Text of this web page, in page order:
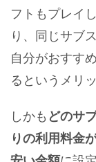
フトもプレイ
り、同じサブ
自分がおすす
るというメリ
しかも どのサ
りの利用料金